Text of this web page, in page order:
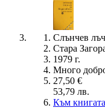
Слънчев лъч
Стара
1979 г.
Много
27,50 €
53,79 лв.
Към книгата